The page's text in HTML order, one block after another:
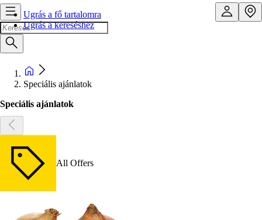
Ugrás a fő tartalomra
Ugrás a kereséshez
Speciális ajánlatok
Speciális ajánlatok
All Offers